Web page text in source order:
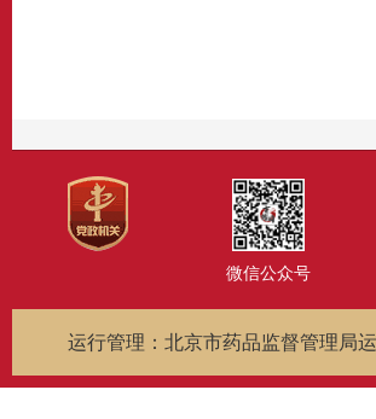
微信公众号
运行管理：北京市药品监督管理局